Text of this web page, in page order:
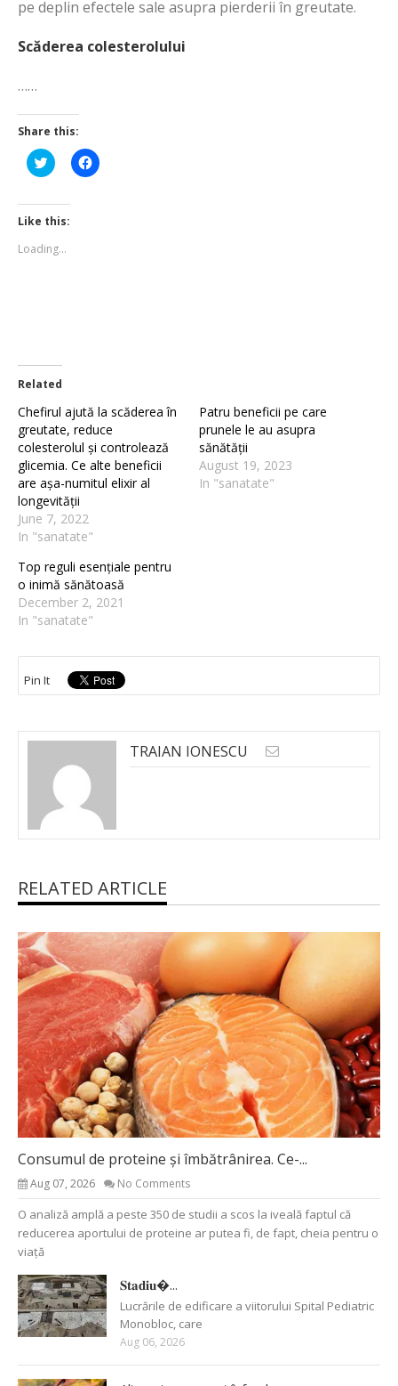
pe deplin efectele sale asupra pierderii în greutate.
Scăderea colesterolului
……
Share this:
Click
to
Twitter
(Opens
in
window)
Click
to
Like this:
Loading...
Related
Chefirul ajută la scăderea în
greutate, reduce
colesterolul și controlează
glicemia. Ce alte beneficii
are așa-numitul elixir al
longevității
June 7, 2022
In "sanatate"
Patru beneficii pe care
prunele le au asupra
sănătății
August 19, 2023
In "sanatate"
Top reguli esențiale pentru
o inimă sănătoasă
December 2, 2021
In "sanatate"
Pin It
TRAIAN IONESCU
RELATED ARTICLE
Consumul de proteine și îmbătrânirea. Ce-...
Aug 07, 2026 No Comments
O analiză amplă a peste 350 de studii a scos la iveală faptul că
reducerea aportului de proteine ar putea fi, de fapt, cheia pentru o
viață
𝐒𝐭𝐚𝐝𝐢𝐮�...
Lucrările de edificare a viitorului Spital Pediatric
Monobloc, care
Aug 06, 2026